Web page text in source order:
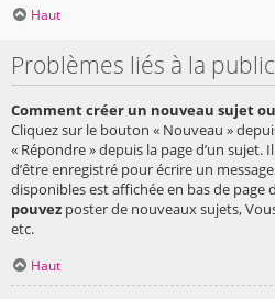
Haut
Problèmes liés à la
Comment créer un nouveau sujet
Cliquez sur le bouton « Nouveau »
« Répondre » depuis la page d’un sujet.
d’être enregistré pour écrire un
disponibles est affichée en bas de page
pouvez poster de nouveaux sujets,
etc.
Haut